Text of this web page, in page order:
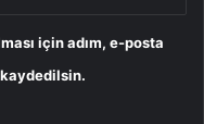
için adım, e-posta